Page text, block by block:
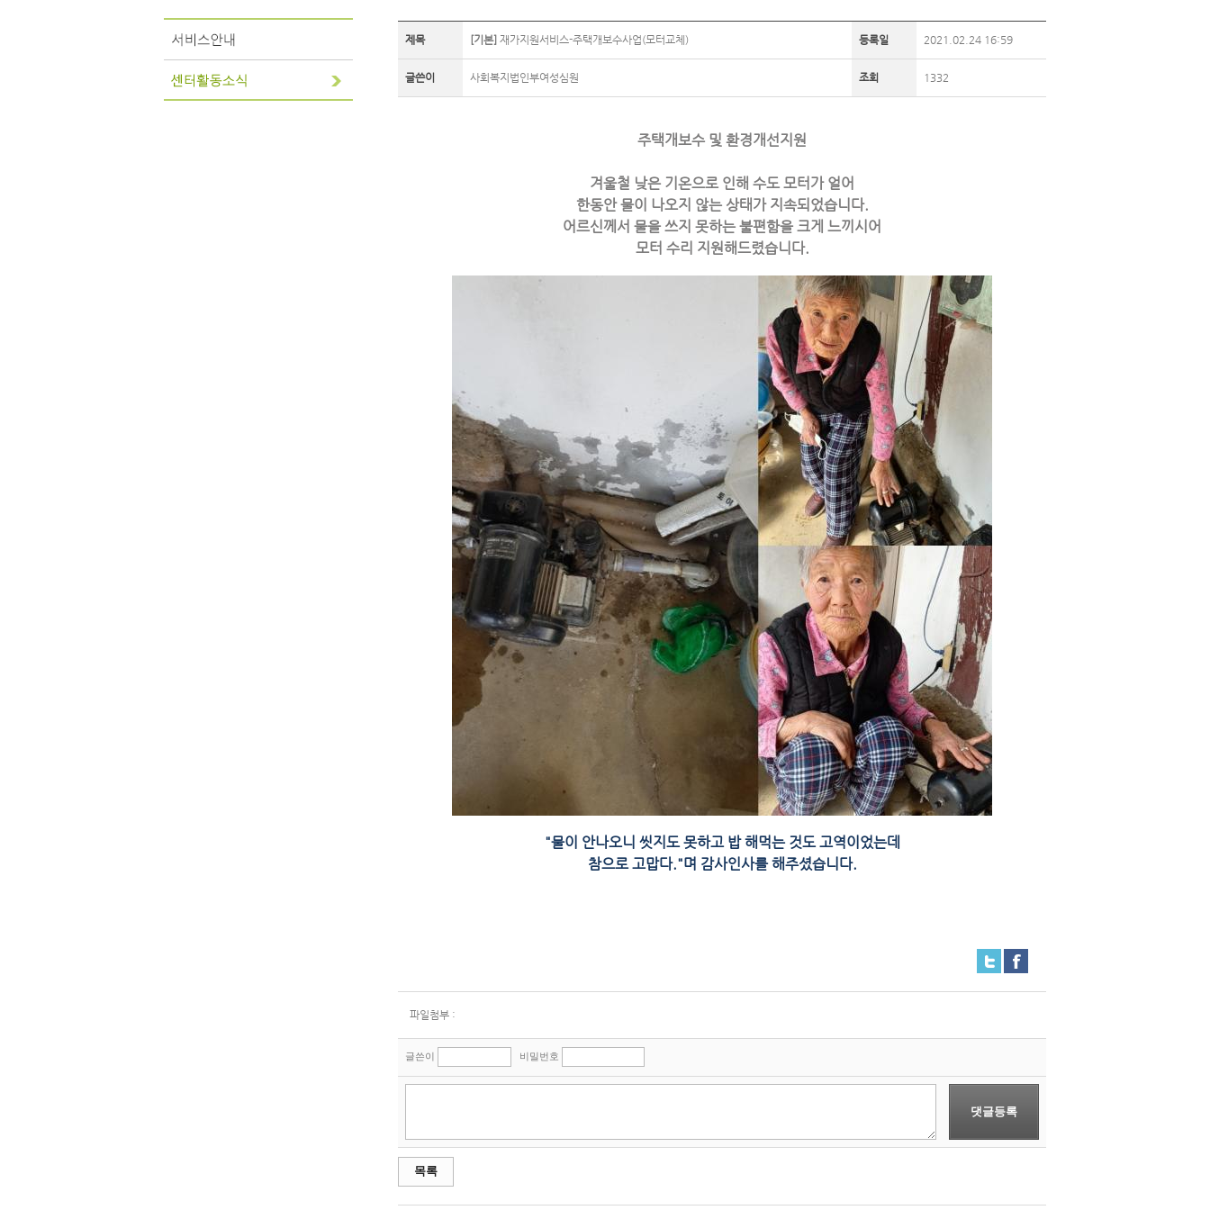
제목 [기본] 재가지원서비스-주택개보수사업(모터교체) 등록일 2021.02.24 16:59
글쓴이 사회복지법인부여성심원 조회 1332
주택개보수 및 환경개선지원
겨울철 낮은 기온으로 인해 수도 모터가 얼어
한동안 물이 나오지 않는 상태가 지속되었습니다.
어르신께서 물을 쓰지 못하는 불편함을 크게 느끼시어
모터 수리 지원해드렸습니다.
"물이 안나오니 씻지도 못하고 밥 해먹는 것도 고역이었는데
참으로 고맙다."며 감사인사를 해주셨습니다.
파일첨부 :
글쓴이 비밀번호
댓글등록
목록